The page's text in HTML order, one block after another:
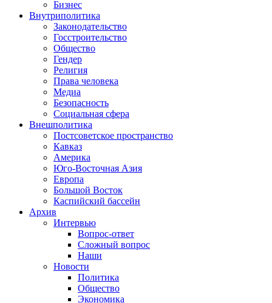
Бизнес
Внутриполитика
Законодательство
Госстроительство
Общество
Гендер
Религия
Права человека
Медиа
Безопасность
Социальная сфера
Внешполитика
Постсоветское пространство
Кавказ
Америка
Юго-Восточная Азия
Европа
Большой Восток
Каспийский бассейн
Архив
Интервью
Вопрос-ответ
Сложный вопрос
Наши
Новости
Политика
Общество
Экономика